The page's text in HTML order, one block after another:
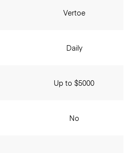
Vertoe
Daily
Up to $5000
No